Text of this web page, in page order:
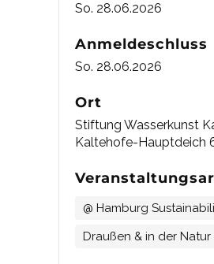
So. 28.06.2026
Anmeldeschluss
So. 28.06.2026
Ort
Stiftung Wasserkunst
Kaltehofe-Hauptdeich
@ Hamburg
Draußen & in der Natur